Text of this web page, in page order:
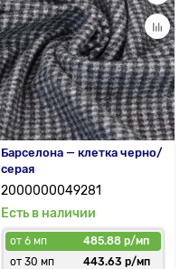
Барселона — клетка черно/
серая
2000000049281
Есть в наличии
от 6 мп
485.88 р/мп
от 30 мп
443.63 р/мп